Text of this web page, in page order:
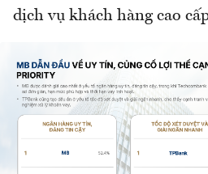
dịch vụ khách hàng cao